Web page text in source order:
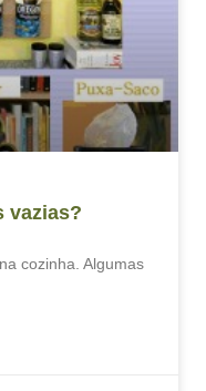
vazias?
cozinha. Algumas